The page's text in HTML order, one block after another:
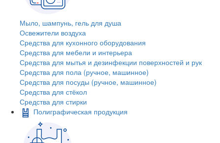
Мыло, шампунь, гель для душа
Освежители воздуха
Средства для кухонного оборудования
Средства для мебели и интерьера
Средства для мытья и дезинфекции поверхностей и рук
Средства для пола (ручное, машинное)
Средства для посуды (ручное, машинное)
Средства для стёкол
Средства для стирки
Полиграфическая продукция